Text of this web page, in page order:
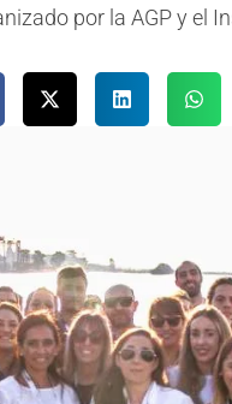
por la AGP y el